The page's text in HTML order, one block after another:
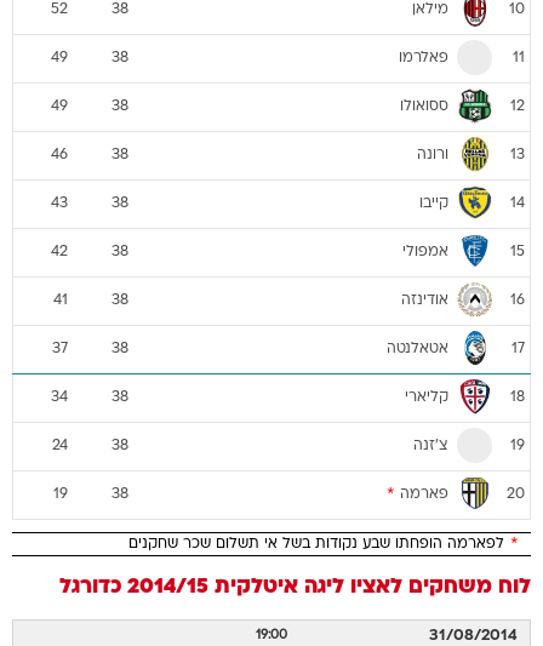
10 מילאן 38
52
11 פאלרמו 38
49
12 ססואולו 38
49
13 ורונה 38
46
14 קייבו 38
43
15 אמפולי 38
42
16 אודינזה 38
41
17 אטאלנטה 38
37
18 קליארי 38
34
19 צ'זנה 38
24
20 פארמה *
38
19
* לפארמה הופחתו שבע נקודות בשל אי תשלום שכר שחקנים
לוח משחקים לאציו ליגה איטלקית 2014/15 כדורגל
31/08/2014
19:00